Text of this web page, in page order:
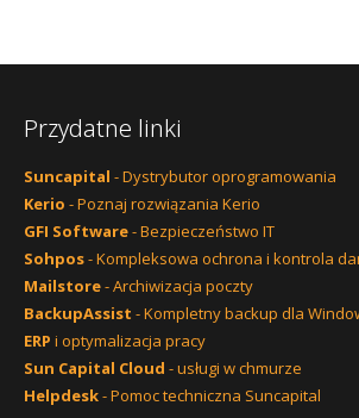
Przydatne linki
Suncapital - Dystrybutor oprogramowania
Kerio - Poznaj rozwiązania Kerio
GFI Software- Bezpieczeństwo IT
Sohpos- Kompleksowa ochrona i kontrola
Mailstore- Archiwizacja poczty
BackupAssist - Kompletny backup dla
ERP i optymalizacja pracy
Sun Capital Cloud - usługi w chmurze
Helpdesk- Pomoc techniczna Suncapital